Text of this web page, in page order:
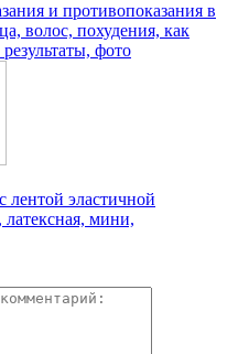
и противопоказания в
волос, похудения, как
фото
лентой эластичной
латексная, мини,